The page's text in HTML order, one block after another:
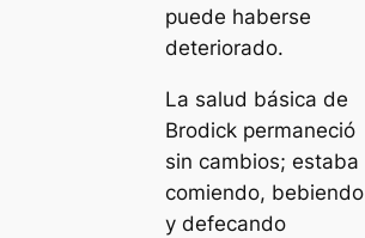
puede haberse
deteriorado.
La salud básica de
Brodick permaneció
sin cambios; estaba
comiendo, bebiendo
y defecando